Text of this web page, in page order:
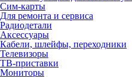
Сим-карты
Для ремонта и сервиса
Радиодетали
Аксессуары
Кабели, шлейфы, переходники
Телевизоры
ТВ-приставки
Мониторы